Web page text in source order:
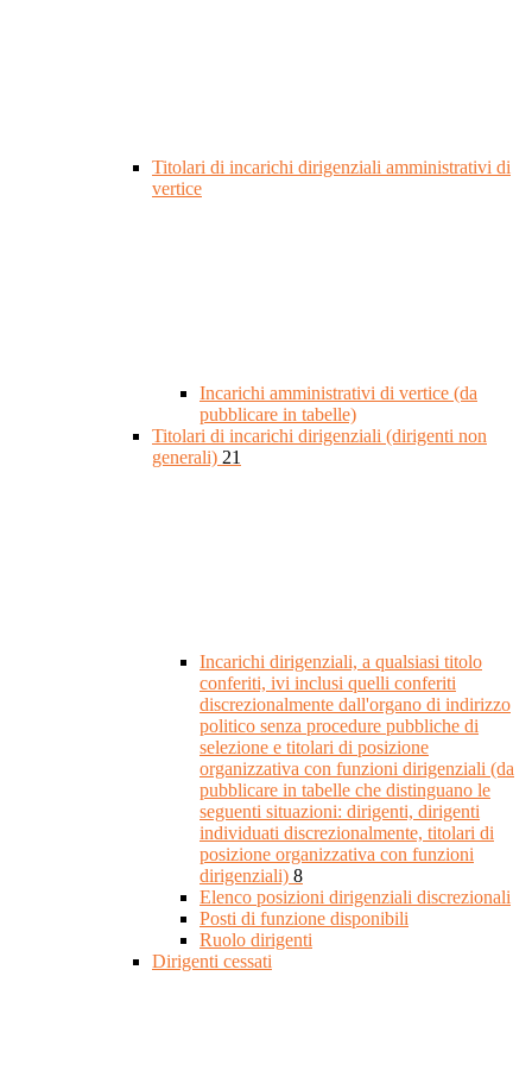
Titolari di incarichi dirigenziali amministrativi di
vertice
Incarichi amministrativi di vertice (da
pubblicare in tabelle)
Titolari di incarichi dirigenziali (dirigenti non
generali) 21
Incarichi dirigenziali, a qualsiasi titolo
conferiti, ivi inclusi quelli conferiti
discrezionalmente dall'organo di indirizzo
politico senza procedure pubbliche di
selezione e titolari di posizione
organizzativa con funzioni dirigenziali (da
pubblicare in tabelle che distinguano le
seguenti situazioni: dirigenti, dirigenti
individuati discrezionalmente, titolari di
posizione organizzativa con funzioni
dirigenziali) 8
Elenco posizioni dirigenziali discrezionali
Posti di funzione disponibili
Ruolo dirigenti
Dirigenti cessati